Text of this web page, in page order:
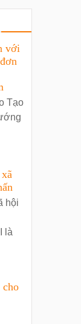
với
Tạo
hội
là